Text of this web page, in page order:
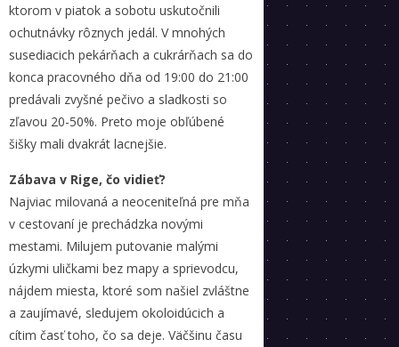
ktorom v piatok a sobotu uskutočnili
ochutnávky rôznych jedál. V mnohých
susediacich pekárňach a cukrárňach sa do
konca pracovného dňa od 19:00 do 21:00
predávali zvyšné pečivo a sladkosti so
zľavou 20-50%. Preto moje obľúbené
šišky mali dvakrát lacnejšie.
Zábava v Rige, čo vidieť?
Najviac milovaná a neoceniteľná pre mňa
v cestovaní je prechádzka novými
mestami. Milujem putovanie malými
úzkymi uličkami bez mapy a sprievodcu,
nájdem miesta, ktoré som našiel zvláštne
a zaujímavé, sledujem okoloidúcich a
cítim časť toho, čo sa deje. Väčšinu času